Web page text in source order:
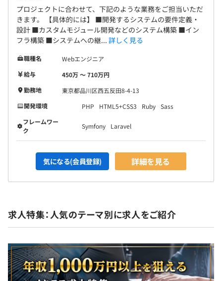
プロジェクトに合わせて、下記のような業務をご担当いただ
きます。 【具体的には】 ■開発するシステムの要件定義・
設計 ■カスタムモジュール開発などのシステム構築 ■イン
フラ構築 ■システムへの継... 詳しく見る
職種名
Webエンジニア
給与
450万 〜 710万円
勤務地
東京都品川区西五反田8-4-13
開発環境
PHP HTML5+CSS3 Ruby Sass
フレームワー
ク
Symfony Laravel
気になる(会員登録) 詳細を見る
求人特集：人気のテーマ別に求人をご紹介